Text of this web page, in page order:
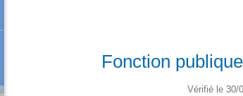
Fonction
Vérifié le 30/